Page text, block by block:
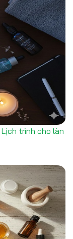
trình cho làn